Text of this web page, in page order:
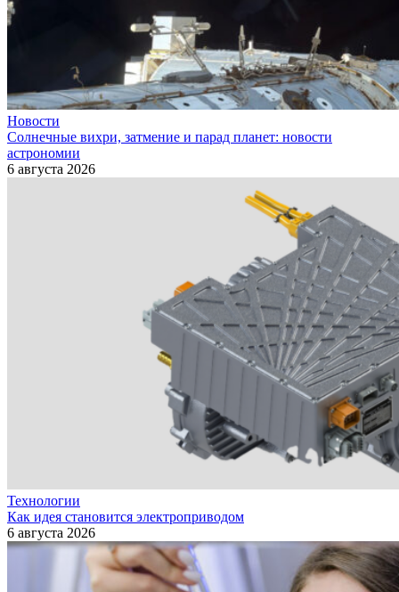
Новости
Солнечные вихри, затмение и парад планет: новости
астрономии
6 августа 2026
Технологии
Как идея становится электроприводом
6 августа 2026